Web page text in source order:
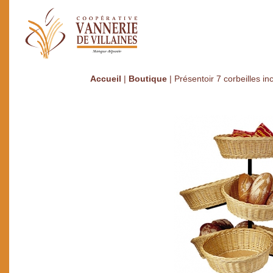
Accueil | Boutique| Présentoir 7 corbeilles